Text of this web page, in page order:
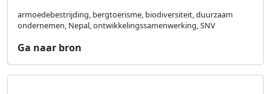
armoedebestrijding, bergtoerisme, biodiversiteit, duurzaam
ondernemen, Nepal, ontwikkelingssamenwerking, SNV
Ga naar bron